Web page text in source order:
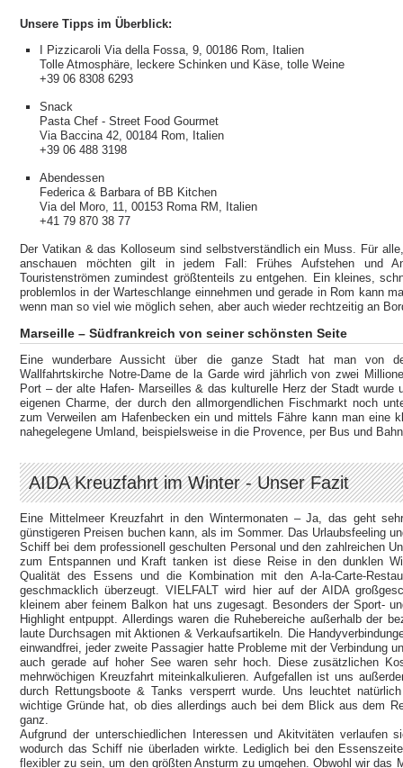
Unsere Tipps im Überblick:
I Pizzicaroli Via della Fossa, 9, 00186 Rom, Italien
Tolle Atmosphäre, leckere Schinken und Käse, tolle Weine
+39 06 8308 6293
Snack
Pasta Chef - Street Food Gourmet
Via Baccina 42, 00184 Rom, Italien
+39 06 488 3198
Abendessen
Federica & Barbara of BB Kitchen
Via del Moro, 11, 00153 Roma RM, Italien
+41 79 870 38 77
Der Vatikan & das Kolloseum sind selbstverständlich ein Muss. Für
anschauen möchten gilt in jedem Fall: Frühes Aufstehen und
Touristenströmen zumindest größtenteils zu entgehen. Ein kleines,
problemlos in der Warteschlange einnehmen und gerade in Rom kann
wenn man so viel wie möglich sehen, aber auch wieder rechtzeitig an
Marseille – Südfrankreich von seiner schönsten Seite
Eine wunderbare Aussicht über die ganze Stadt hat man von
Wallfahrtskirche Notre-Dame de la Garde wird jährlich von zwei
Port – der alte Hafen- Marseilles & das kulturelle Herz der Stadt wurde
eigenen Charme, der durch den allmorgendlichen Fischmarkt noch
zum Verweilen am Hafenbecken ein und mittels Fähre kann man eine
nahegelegene Umland, beispielsweise in die Provence, per Bus und
AIDA Kreuzfahrt im Winter - Unser Fazit
Eine Mittelmeer Kreuzfahrt in den Wintermonaten – Ja, das geht
günstigeren Preisen buchen kann, als im Sommer. Das Urlaubsfeeling
Schiff bei dem professionell geschulten Personal und den zahlreichen
zum Entspannen und Kraft tanken ist diese Reise in den dunklen
Qualität des Essens und die Kombination mit den A-la-Carte-
geschmacklich überzeugt. VIELFALT wird hier auf der AIDA
kleinem aber feinem Balkon hat uns zugesagt. Besonders der Sport-
Highlight entpuppt. Allerdings waren die Ruhebereiche außerhalb der
laute Durchsagen mit Aktionen & Verkaufsartikeln. Die
einwandfrei, jeder zweite Passagier hatte Probleme mit der Verbindung
auch gerade auf hoher See waren sehr hoch. Diese zusätzlichen
mehrwöchigen Kreuzfahrt miteinkalkulieren. Aufgefallen ist uns
durch Rettungsboote & Tanks versperrt wurde. Uns leuchtet
wichtige Gründe hat, ob dies allerdings auch bei dem Blick aus dem
ganz.
Aufgrund der unterschiedlichen Interessen und Akitvitäten verlaufen
wodurch das Schiff nie überladen wirkte. Lediglich bei den
flexibler zu sein, um den größten Ansturm zu umgehen. Obwohl wir das